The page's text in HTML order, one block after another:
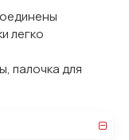
легко
палочка для